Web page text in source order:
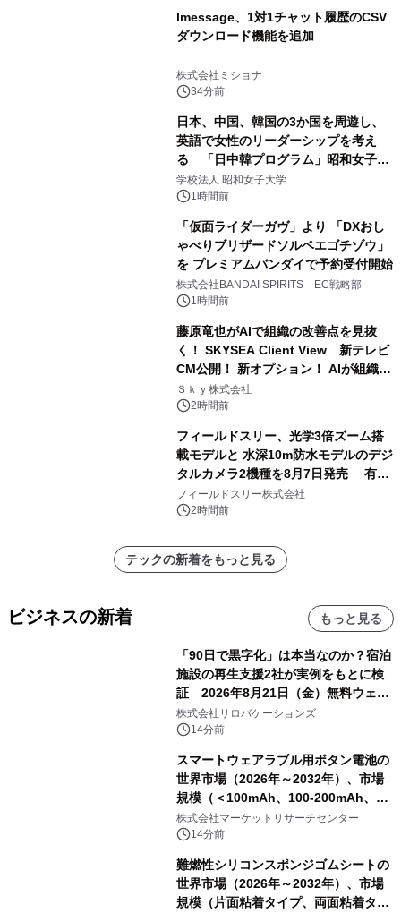
lmessage、1対1チャット履歴のCSV
ダウンロード機能を追加
株式会社ミショナ
34分前
日本、中国、韓国の3か国を周遊し、
英語で女性のリーダーシップを考え
る 「日中韓プログラム」昭和女子大
学で開催
学校法人 昭和女子大学
1時間前
「仮面ライダーガヴ」より 「DXおし
ゃべりブリザードソルベエゴチゾウ」
を プレミアムバンダイで予約受付開始
株式会社BANDAI SPIRITS EC戦略部
1時間前
藤原竜也がAIで組織の改善点を見抜
く！ SKYSEA Client View 新テレビ
CM公開！ 新オプション！ AIが組織の
業務実態を分析し労務改善を支援。 藤
原竜也メイキング動画公開 「もしAIが
る自信がある」「昨年の夏はカブトム
シを捕まえたり、虫と戦ったり…」
Ｓｋｙ株式会社
2時間前
フィールドスリー、光学3倍ズーム搭
載モデルと 水深10m防水モデルのデジ
タルカメラ2機種を8月7日発売 有効
約1300万画素、用途別に選べるコンデ
ジ新登場
フィールドスリー株式会社
2時間前
テックの新着をもっと見る
ビジネスの新着 もっと見る
「90日で黒字化」は本当なのか？宿泊
施設の再生支援2社が実例をもとに検
証 2026年8月21日（金）無料ウェビ
ナー開催
株式会社リロバケーションズ
14分前
スマートウェアラブル用ボタン電池の
世界市場（2026年～2032年）、市場
規模（＜100mAh、100-200mAh、＞
200mAh）・分析レポートを発表
株式会社マーケットリサーチセンター
14分前
難燃性シリコンスポンジゴムシートの
世界市場（2026年～2032年）、市場
規模（片面粘着タイプ、両面粘着タイ